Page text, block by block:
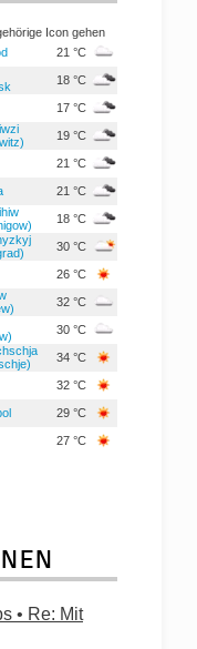
Icon gehen
21 °C
18 °C
17 °C
19 °C
21 °C
21 °C
18 °C
30 °C
26 °C
32 °C
30 °C
34 °C
32 °C
29 °C
27 °C
• Re: Mit